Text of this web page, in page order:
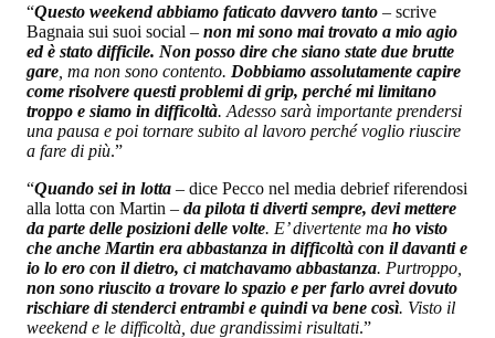
“Questo weekend abbiamo faticato davvero tanto – scrive
Bagnaia sui suoi social – non mi sono mai trovato a mio agio
ed è stato difficile. Non posso dire che siano state due brutte
gare , ma non sono contento. Dobbiamo assolutamente capire
come risolvere questi problemi di grip, perché mi limitano
troppo e siamo in difficoltà. Adesso sarà importante prendersi
una pausa e poi tornare subito al lavoro perché voglio riuscire
a fare di più.”
“Quando sei in lotta – dice Pecco nel media debrief riferendosi
alla lotta con Martin – da pilota ti diverti sempre, devi mettere
da parte delle posizioni delle volte. E’ divertente ma ho visto
che anche Martin era abbastanza in difficoltà con il davanti e
io lo ero con il dietro, ci matchavamo abbastanza. Purtroppo,
non sono riuscito a trovare lo spazio e per farlo avrei dovuto
rischiare di stenderci entrambi e quindi va bene così. Visto il
weekend e le difficoltà, due grandissimi risultati.”